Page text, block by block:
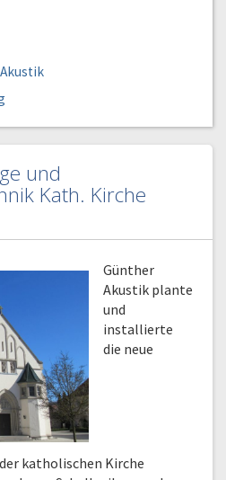
und
Kath. Kirche
Günther
Akustik plante
und
installierte
die neue
katholischen Kirche